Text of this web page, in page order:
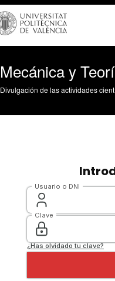
Mecánica y
Divulgación de las actividades